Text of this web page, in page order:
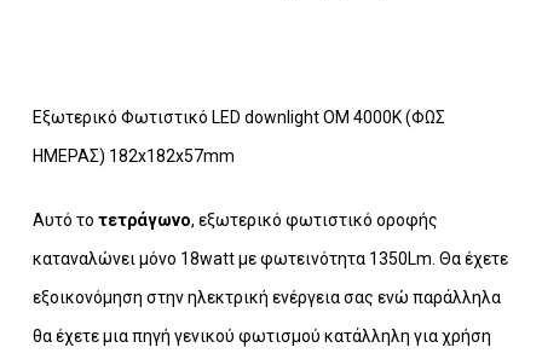
Εξωτερικό Φωτιστικό LED downlight ΟΜ 4000K (ΦΩΣ
ΗΜΕΡΑΣ) 182x182x57mm
Αυτό το τετράγωνο, εξωτερικό φωτιστικό οροφής
καταναλώνει μόνο 18watt με φωτεινότητα 1350Lm. Θα έχετε
εξοικονόμηση στην ηλεκτρική ενέργεια σας ενώ παράλληλα
θα έχετε μια πηγή γενικού φωτισμού κατάλληλη για χρήση